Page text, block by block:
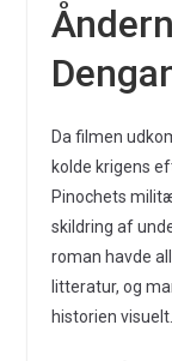
Da filmen
kolde krigens
Pinochets
skildring af
roman havde
litteratur, og
historien visuelt.